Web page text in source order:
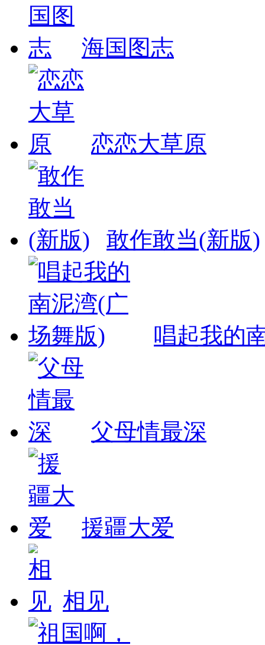
海国图志
恋恋大草原
敢作敢当(新版)
唱起我的
父母情最深
援疆大爱
相见